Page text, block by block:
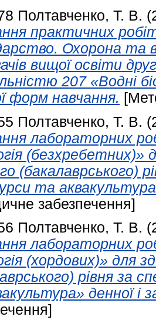
Полтавченко, Т. В.
практичних
Охорона та
вищої освіти
207 «Водні
форм навчання.
Полтавченко, Т. В.
лабораторних
(безхребетних)»
(бакалаврського)
та
забезпечення]
Полтавченко, Т. В.
лабораторних
(хордових)» для
рівня за
денної і